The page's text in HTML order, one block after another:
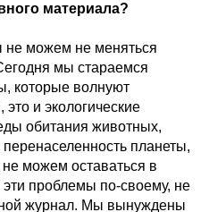
материала?
можем не меняться
мы стараемся
которые волнуют
это и экологические
обитания животных,
планеты,
можем оставаться в
проблемы по-своему, не
журнал. Мы вынуждены